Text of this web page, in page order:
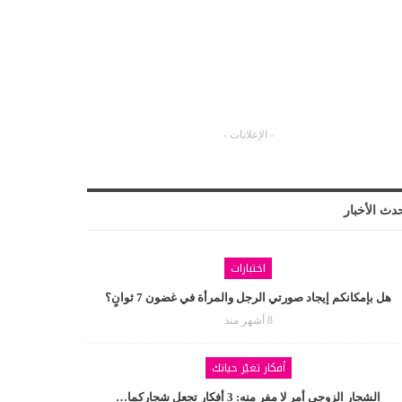
- الإعلانات -
الأخبار
اختبارات
هل بإمكانكم إيجاد صورتي الرجل والمرأة في غضون 7 ثوانٍ؟
8 أشهر منذ
أفكار تغيّر حياتك
الشجار الزوجي أمر لا مفر منه: 3 أفكار تجعل شجاركما…